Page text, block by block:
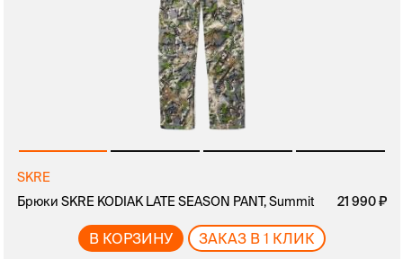
SKRE
Брюки SKRE KODIAK LATE SEASON PANT, Summit
21 990
В КОРЗИНУ ЗАКАЗ В 1 КЛИК